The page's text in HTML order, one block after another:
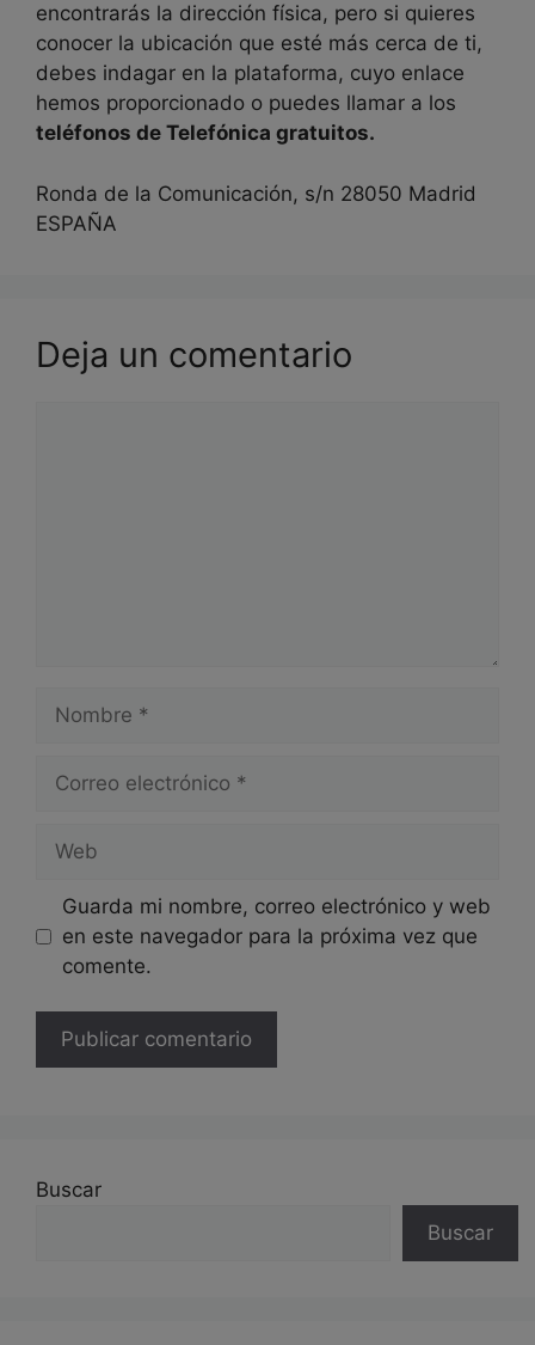
encontrarás la dirección física, pero si quieres
conocer la ubicación que esté más cerca de ti,
debes indagar en la plataforma, cuyo enlace
hemos proporcionado o puedes llamar a los
teléfonos de Telefónica gratuitos.
Ronda de la Comunicación, s/n 28050 Madrid
ESPAÑA
Deja un comentario
electrónico
Guarda mi nombre, correo electrónico y web
en este navegador para la próxima vez que
comente.
Buscar
Buscar